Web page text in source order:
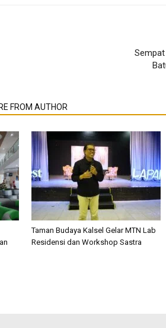
FROM AUTHOR
Taman Budaya Kalsel Gelar MTN Lab
Residensi dan Workshop Sastra